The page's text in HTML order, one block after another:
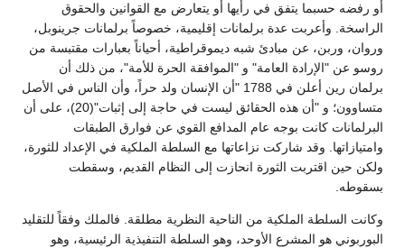
أو رفضه حسبما يتفق في رأيها أو يتعارض مع القوانين والحقوق
الراسخة. وأعربت عدة برلمانات إقليمية، خصوصاً برلمانات جرينوبل،
وروان، وربن، عن مبادئ شبه ديموقراطية، أحياناً بعبارات مقتبسة من
روسو عن "الإرادة العامة" و "الموافقة الحرة للأمة"، من ذلك أن
برلمان رين أعلن في 1788 "أن الإنسان ولد حراً، وأن الناس في الأصل
متساوون؛ و "أن هذه الحقائق ليست في حاجة إلى إثبات"(20)، على أن
البرلمانات كانت بوجه عام المدافع القوي عن فوارق الطبقات
وامتيازاتها. وقد شاركت نزاعاتها مع السلطة الملكية في الإعداد للثورة،
ولكن حين اقتربت الثورة انحازت إلى النظام القديم، وسقطت
بسقوطه.
وكانت السلطة الملكية من الناحية النظرية مطلقة. فالملك وفقاً للتقليد
البوربوني هو المشرع الأوحد، وهو السلطة التنفيذية الرئيسية، وهو